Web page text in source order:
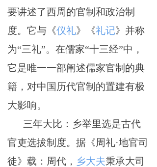
要讲述了西周的官制和政治制
度。它与《仪礼》《礼记》并称
为“三礼”。在儒家“十三经”中，
它是唯一一部阐述儒家官制的典
籍，对中国历代官制的置建有极
大影响。
三年大比：乡举里选是古代
官吏选拔制度。据《周礼·地官司
徒》载：周代， 乡大夫秉承大司